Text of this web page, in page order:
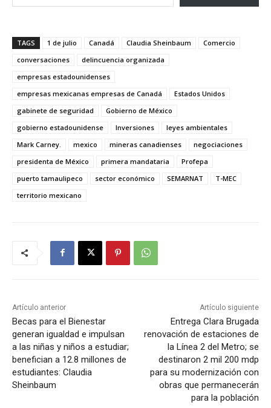
TAGS 1 de julio Canadá Claudia Sheinbaum
Comercio
conversaciones
delincuencia organizada
empresas estadounidenses
empresas mexicanas empresas de Canadá
Estados Unidos
gabinete de seguridad
Gobierno de México
gobierno estadounidense
Inversiones
leyes ambientales
Mark Carney.
mexico mineras canadienses
negociaciones
presidenta de México
primera mandataria
Profepa
puerto tamaulipeco
sector económico SEMARNAT
T-MEC
territorio mexicano
Artículo anterior
Becas para el Bienestar
generan igualdad e impulsan
a las niñas y niños a estudiar;
benefician a 12.8 millones de
estudiantes: Claudia
Sheinbaum
Artículo siguiente
Entrega Clara Brugada
renovación de estaciones de
la Línea 2 del Metro; se
destinaron 2 mil 200 mdp
para su modernización con
obras que permanecerán
para la población